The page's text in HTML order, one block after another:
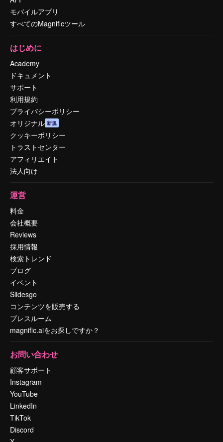
モバイルアプリ
すべてのMagnificツール
はじめに
Academy
ドキュメント
サポート
利用規約
プライバシーポリシー
オリジナル 新規
クッキーポリシー
トラストセンター
アフィリエイト
法人向け
運営
料金
会社概要
Reviews
採用情報
検索トレンド
ブログ
イベント
Slidesgo
コンテンツを販売する
プレスルーム
magnific.aiをお探しですか？
お問い合わせ
顧客サポート
Instagram
YouTube
LinkedIn
TikTok
Discord